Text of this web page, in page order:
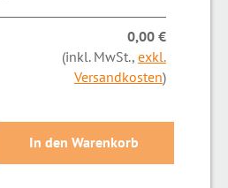
0,00 €
(inkl. MwSt., exkl.
Versandkosten)